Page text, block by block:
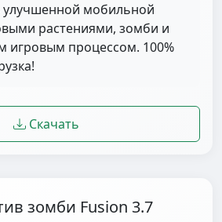
улучшенной мобильной
растениями, зомби и
игровым процессом. 100%
Скачать
зомби Fusion 3.7